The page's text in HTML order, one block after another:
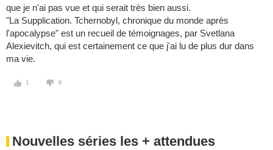
que je n'ai pas vue et qui serait très bien aussi.
"La Supplication. Tchernobyl, chronique du monde après
l'apocalypse" est un recueil de témoignages, par Svetlana
Alexievitch, qui est certainement ce que j'ai lu de plus dur dans
ma vie.
1 0
Nouvelles séries les + attendues